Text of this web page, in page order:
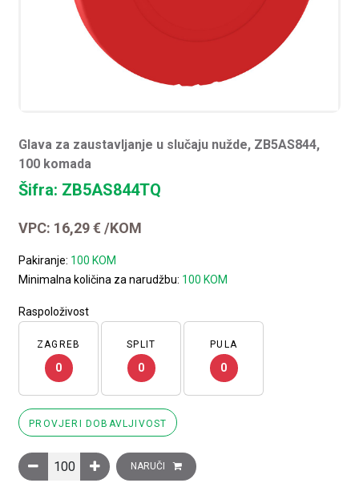
Glava za zaustavljanje u slučaju nužde, ZB5AS844,
100 komada
Šifra: ZB5AS844TQ
VPC: 16,29€ /KOM
Pakiranje: 100 KOM
Minimalna količina za narudžbu: 100 KOM
Raspoloživost
ZAGREB
0
SPLIT
0
PULA
0
PROVJERI DOBAVLJIVOST
Glava za zaustavljanje u slučaju nužde, ZB5AS844, 100
NARUČI